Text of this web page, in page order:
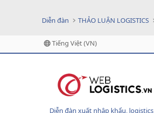
Diễn đàn THẢO LUẬN LOGISTICS
Tiếng Việt (VN)
Diễn đàn xuất nhập khẩu, logistics